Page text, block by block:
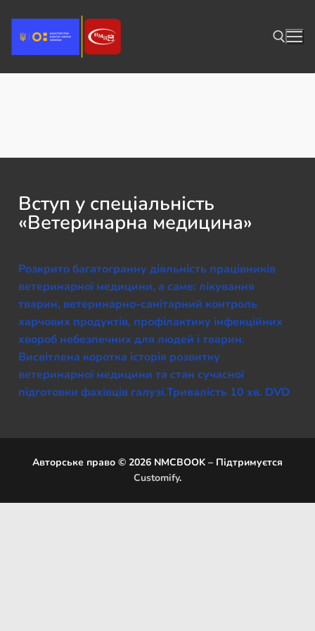
Вступ у спеціальність
«Ветеринарна медицина»
Розкрито багатогранну діяльність працівників
ветеринарної медицини, а саме: лікування
тварин, ветеринарно-санітарний контроль
харчових продуктів, профілактику інфекційних
хвороб небезпечних для людей і тварин.
Висвітлена коротка історія розвитку
ветеринарної медицини та стан сучасної
підготовки фахівців галузі.Тривалість 10 хв. DVD
Авторське право © 2026 NMCBOOK – Підтримуєтся
Customify.